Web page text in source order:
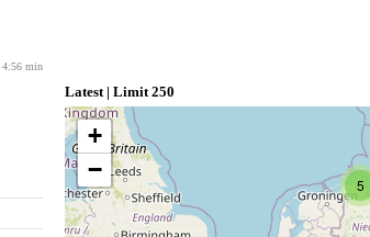
4:56 min
Latest | Limit 250
5
+
−